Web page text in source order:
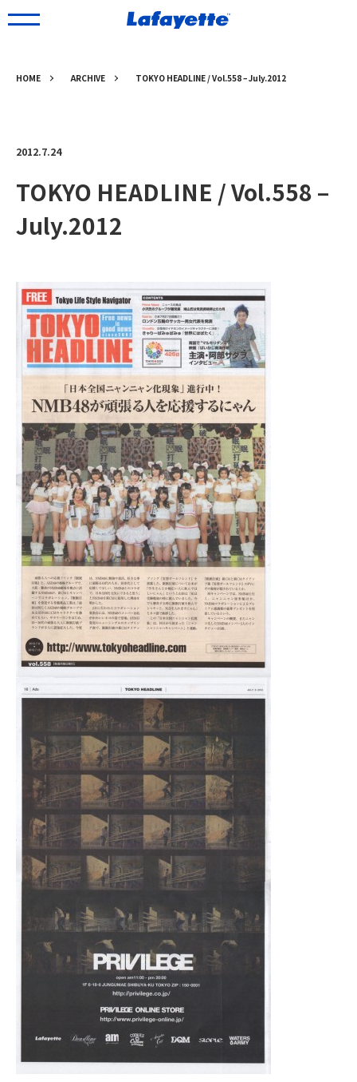
HOME ARCHIVE TOKYO HEADLINE / Vol.558 – July.2012
2012.7.24
TOKYO HEADLINE / Vol.558 –
July.2012